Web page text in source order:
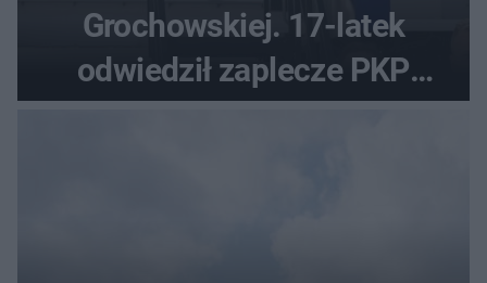
Grochowskiej. 17-latek
odwiedził zaplecze PKP